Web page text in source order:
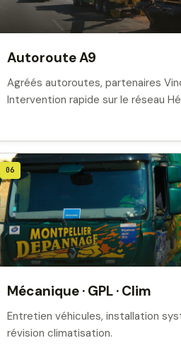
Autoroute A9
Agréés autoroutes, partenaires
Intervention rapide sur le réseau
06
Mécanique · GPL · Clim
Entretien véhicules, installation
révision climatisation.